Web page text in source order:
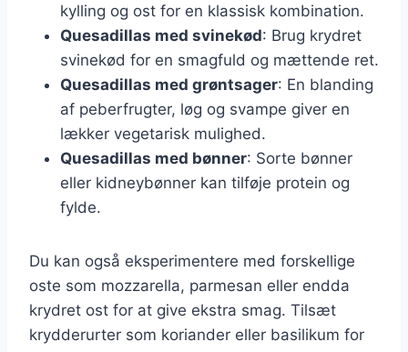
kylling og ost for en klassisk kombination.
Quesadillas med svinekød: Brug krydret
svinekød for en smagfuld og mættende ret.
Quesadillas med grøntsager: En blanding
af peberfrugter, løg og svampe giver en
lækker vegetarisk mulighed.
Quesadillas med bønner: Sorte bønner
eller kidneybønner kan tilføje protein og
fylde.
Du kan også eksperimentere med forskellige
oste som mozzarella, parmesan eller endda
krydret ost for at give ekstra smag. Tilsæt
krydderurter som koriander eller basilikum for